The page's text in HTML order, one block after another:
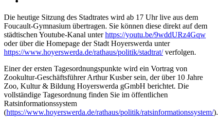
Die heutige Sitzung des Stadtrates wird ab 17 Uhr live aus dem
Foucault-Gymnasium übertragen. Sie können diese direkt auf dem
städtischen Youtube-Kanal unterhttps://youtu.be/9wddURz4Gqw
oder über die Homepage der Stadt Hoyerswerda unter
https://www.hoyerswerda.de/rathaus/politik/stadtrat/verfolgen.
Einer der ersten Tagesordnungspunkte wird ein Vortrag von
Zookultur-Geschäftsführer Arthur Kusber sein, der über 10 Jahre
Zoo, Kultur & Bildung Hoyerswerda gGmbH berichtet. Die
vollständige Tagesordnung finden Sie im öffentlichen
Ratsinformationssystem
(https://www.hoyerswerda.de/rathaus/politik/ratsinformationssystem/).